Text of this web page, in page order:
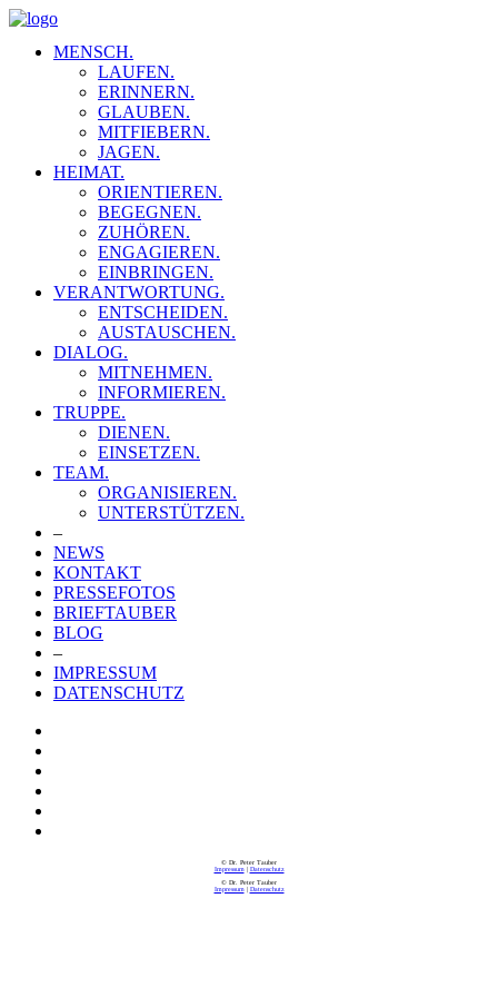
MENSCH.
LAUFEN.
ERINNERN.
GLAUBEN.
MITFIEBERN.
JAGEN.
HEIMAT.
ORIENTIEREN.
BEGEGNEN.
ZUHÖREN.
ENGAGIEREN.
EINBRINGEN.
VERANTWORTUNG.
ENTSCHEIDEN.
AUSTAUSCHEN.
DIALOG.
MITNEHMEN.
INFORMIEREN.
TRUPPE.
DIENEN.
EINSETZEN.
TEAM.
ORGANISIEREN.
UNTERSTÜTZEN.
–
NEWS
KONTAKT
PRESSEFOTOS
BRIEFTAUBER
BLOG
–
IMPRESSUM
DATENSCHUTZ
© Dr. Peter Tauber
Impressum| Datenschutz
© Dr. Peter Tauber
Impressum| Datenschutz